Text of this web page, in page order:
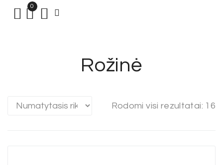
0
Rožinė
Rodomi visi rezultatai: 16